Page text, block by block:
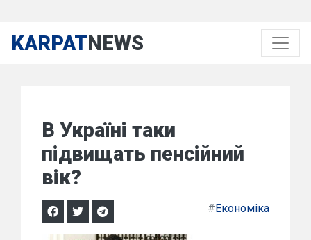
KARPATNEWS
В Україні таки
підвищать пенсійний
вік?
#Економіка